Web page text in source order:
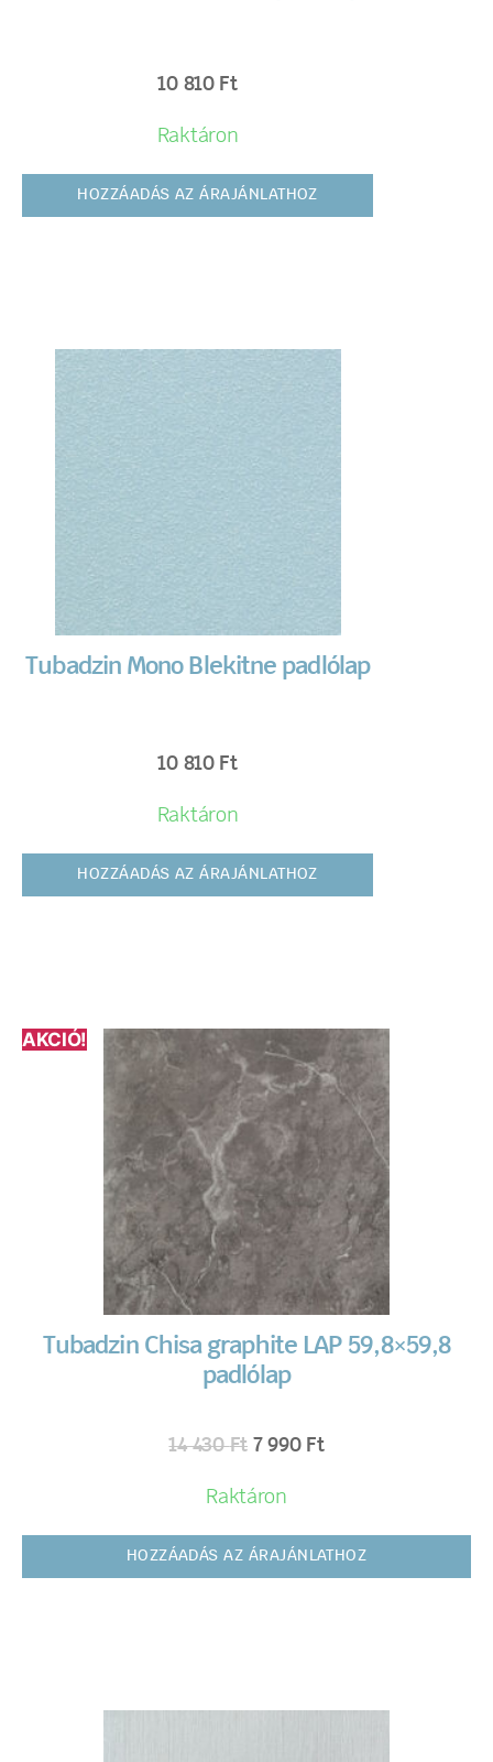
10 810 Ft
Raktáron
HOZZÁADÁS AZ ÁRAJÁNLATHOZ
Tubadzin Mono Blekitne padlólap
10 810 Ft
Raktáron
HOZZÁADÁS AZ ÁRAJÁNLATHOZ
AKCIÓ!
Tubadzin Chisa graphite LAP 59,8×59,8
padlólap
14 430Ft 7 990 Ft
Raktáron
HOZZÁADÁS AZ ÁRAJÁNLATHOZ